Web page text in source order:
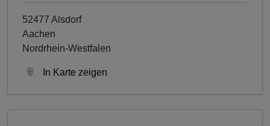
52477 Alsdorf
Aachen
Nordrhein-Westfalen
In Karte zeigen